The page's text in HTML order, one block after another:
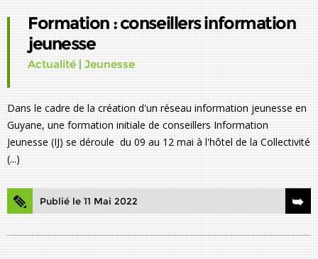
Formation : conseillers information
jeunesse
Actualité | Jeunesse
Dans le cadre de la création d'un réseau information jeunesse en
Guyane, une formation initiale de conseillers Information
Jeunesse (IJ) se déroule du 09 au 12 mai à l'hôtel de la Collectivité
(...)
Publié le 11 Mai 2022